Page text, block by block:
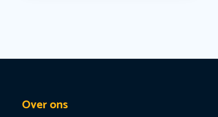
Over ons